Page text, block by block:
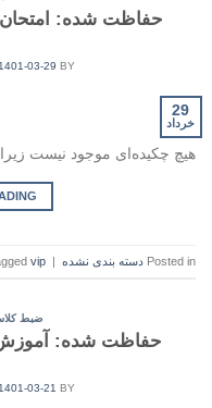
حفاظت شده: امتحان
1401-03-29 BY
29
خرداد
هیچ چکیده‌ای موجود نیست
Posted in دسته بندی نشده |
vip
ضبط
حفاظت شده: آموزش عدد 0 تا 1000
1401-03-21 BY